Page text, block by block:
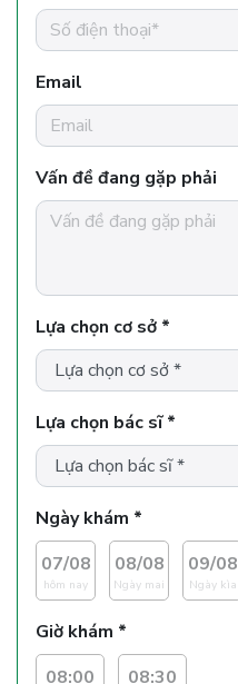
Email
Vấn đề đang gặp phải
Lựa chọn cơ sở *
Lựa chọn bác sĩ *
Ngày khám *
07/08
hôm nay
08/08
Ngày mai
09/08
Ngày kìa
Giờ khám *
08:00
08:30